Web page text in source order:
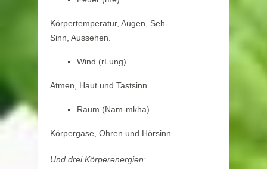
Körpertemperatur, Augen, Seh-
Sinn, Aussehen.
Wind (rLung)
Atmen, Haut und Tastsinn.
Raum (Nam-mkha)
Körpergase, Ohren und Hörsinn.
Und drei Körperenergien: